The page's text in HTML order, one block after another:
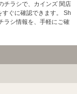
チラシで、カインズ 関店
ぐに確認できます。 Sh
ラシ情報を、手軽にご確